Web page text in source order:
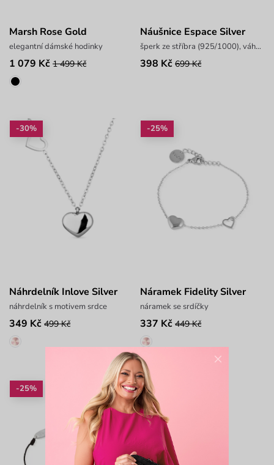
Marsh Rose Gold
elegantní dámské hodinky
1 079 Kč 1 499 Kč
Náušnice Espace Silver
šperk ze stříbra (925/1000), váha 0,8 g
398 Kč 699 Kč
-30%
Náhrdelník Inlove Silver
náhrdelník s motivem srdce
349 Kč 499 Kč
-25%
Náramek Fidelity Silver
náramek se srdíčky
337 Kč 449 Kč
-25% -25%
×